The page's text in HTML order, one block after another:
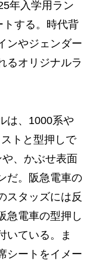
年入学用ラン
トする。時代背
ンやジェンダー
るオリジナルラ
は、1000系や
トと型押しで
、かぶせ表面
だ。阪急電車の
スタッズには反
急電車の型押し
いている。ま
シートをイメー